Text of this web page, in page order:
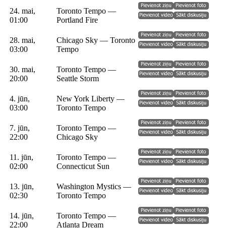
24. mai,
01:00
Toronto Tempo —
Portland Fire
28. mai,
03:00
Chicago Sky — Toronto
Tempo
30. mai,
20:00
Toronto Tempo —
Seattle Storm
4. jūn,
03:00
New York Liberty —
Toronto Tempo
7. jūn,
22:00
Toronto Tempo —
Chicago Sky
11. jūn,
02:00
Toronto Tempo —
Connecticut Sun
13. jūn,
02:30
Washington Mystics —
Toronto Tempo
14. jūn,
22:00
Toronto Tempo —
Atlanta Dream